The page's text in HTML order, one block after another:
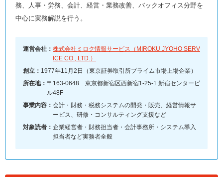
務、人事・労務、会計、経営・業務改善、バックオフィス分野を
中心に実務解説を行う。
運営会社： 株式会社ミロク情報サービス（MIROKU JYOHO SERV
ICE CO., LTD.）
創立： 1977年11月2日（東京証券取引所プライム市場上場企業）
所在地： 〒163-0648 東京都新宿区西新宿1-25-1 新宿センタービ
ル48F
事業内容： 会計・財務・税務システムの開発・販売、経営情報サ
ービス、研修・コンサルティング支援など
対象読者： 企業経営者・財務担当者・会計事務所・システム導入
担当者など実務者全般